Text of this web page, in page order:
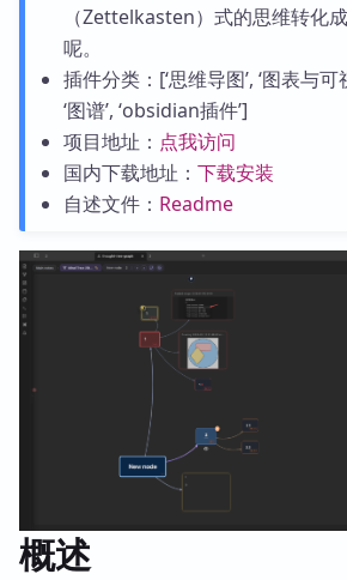
（Zettelkasten）式的思维转化
呢。
插件分类：[‘思维导图’, ‘图表与可
‘图谱’, ‘obsidian插件’]
项目地址： 点我访问
国内下载地址： 下载安装
自述文件： Readme
概述